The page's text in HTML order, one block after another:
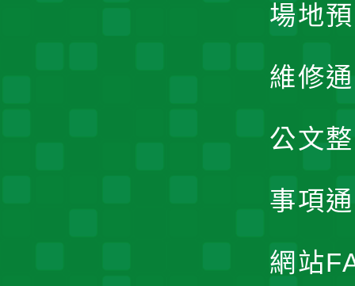
場地
維修
公文
事項
網站